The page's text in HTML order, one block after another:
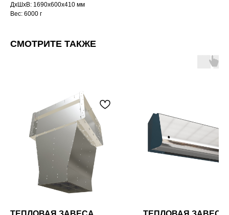
ДxШxВ: 1690x600x410 мм
Вес: 6000 г
СМОТРИТЕ ТАКЖЕ